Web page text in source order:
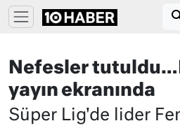
Nefesler
yayın ekranında
Süper Lig'de lider